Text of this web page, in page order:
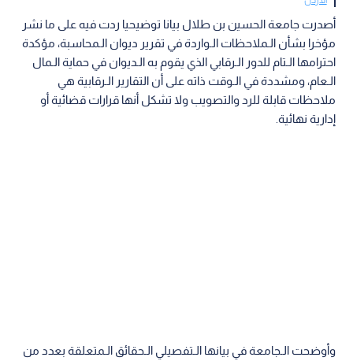
أصدرت جامعة الحسين بن طلال بيانا توضيحيا ردت فيه على ما نشر
مؤخرا بشأن الـملاحظات الـواردة في تقرير ديوان الـمحاسبة، مؤكدة
احترامها الـتام للدور الـرقابي الذي يقوم به الـديوان في حماية الـمال
الـعام، ومشددة في الـوقت ذاته على أن التقارير الـرقابية هي
ملاحظات قابلة للرد والتصويب ولا تشكل أنها قرارات قضائية أو
إدارية نهائية.
وأوضحت الـجامعة في بيانها الـتفصيلي الـحقائق الـمتعلقة بعدد من